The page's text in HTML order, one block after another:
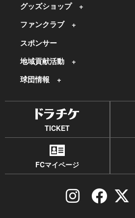
グッズショップ
ファンクラブ
スポンサー
地域貢献活動
球団情報
TICKET
FCマイページ